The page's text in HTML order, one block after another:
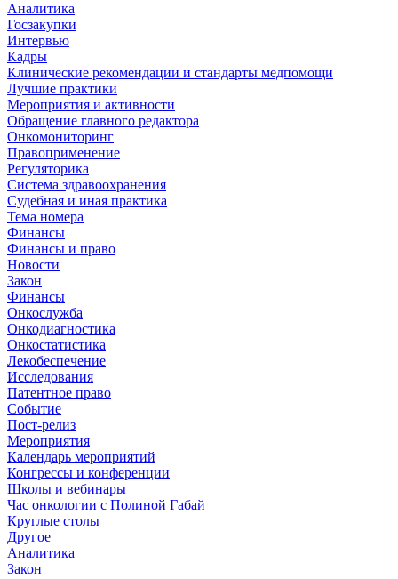
Аналитика
Госзакупки
Интервью
Кадры
Клинические рекомендации и стандарты медпомощи
Лучшие практики
Мероприятия и активности
Обращение главного редактора
Онкомониторинг
Правоприменение
Регуляторика
Система здравоохранения
Судебная и иная практика
Тема номера
Финансы
Финансы и право
Новости
Закон
Финансы
Онкослужба
Онкодиагностика
Онкостатистика
Лекобеспечение
Исследования
Патентное право
Событие
Пост-релиз
Мероприятия
Календарь мероприятий
Конгрессы и конференции
Школы и вебинары
Час онкологии с Полиной Габай
Круглые столы
Другое
Аналитика
Закон